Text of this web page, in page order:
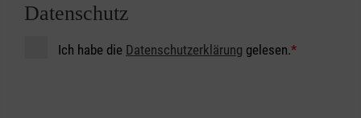
Datenschutz
Ich habe die Datenschutzerklärung gelesen.*